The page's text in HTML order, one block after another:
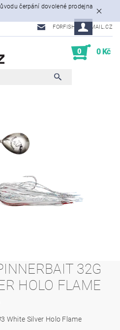
čerpání dovolené prodejna
FORFISHER@EMAIL.CZ
0 0 Kč
32G
HOLO FLAME
White Silver Holo Flame